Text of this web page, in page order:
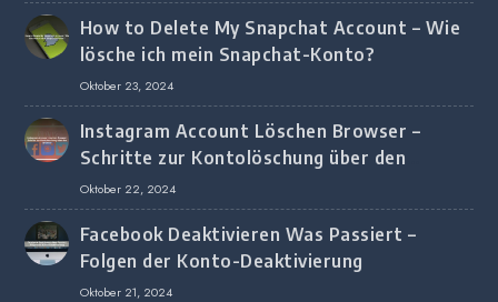
How to Delete My Snapchat Account – Wie
lösche ich mein Snapchat-Konto?
Oktober 23, 2024
Instagram Account Löschen Browser –
Schritte zur Kontolöschung über den
Browser
Oktober 22, 2024
Facebook Deaktivieren Was Passiert –
Folgen der Konto-Deaktivierung
Oktober 21, 2024